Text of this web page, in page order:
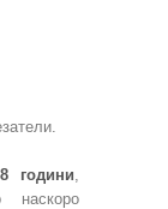
години
наскоро